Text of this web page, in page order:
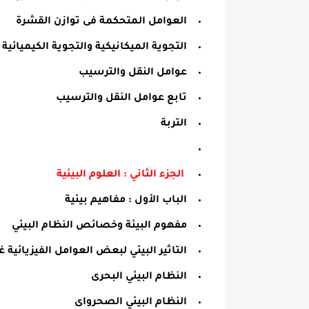
العوامل المتحكمة فى توازن القشرة
التجوية الميكانيكية والتجوية الكيميائية
عوامل النقل والترسيب
تابع عوامل النقل والترسيب
التربة
الجزء الثاني : العلوم البيئية
الباب الأول : مفاهيم بيئية
مفهوم البيئة وخصائص النظام البيئي
التاثير البيئي لبعض العوامل الفيزيائية
النظام البيئي البحرى
النظام البيئي الصحرواى